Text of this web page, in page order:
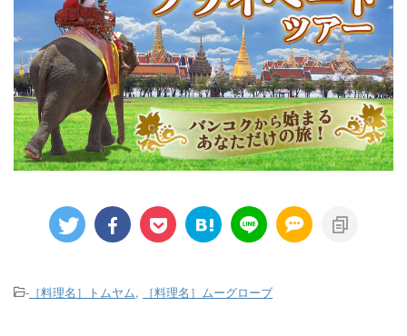
- ［料理名］トムヤム, ［料理名］ムーグローブ